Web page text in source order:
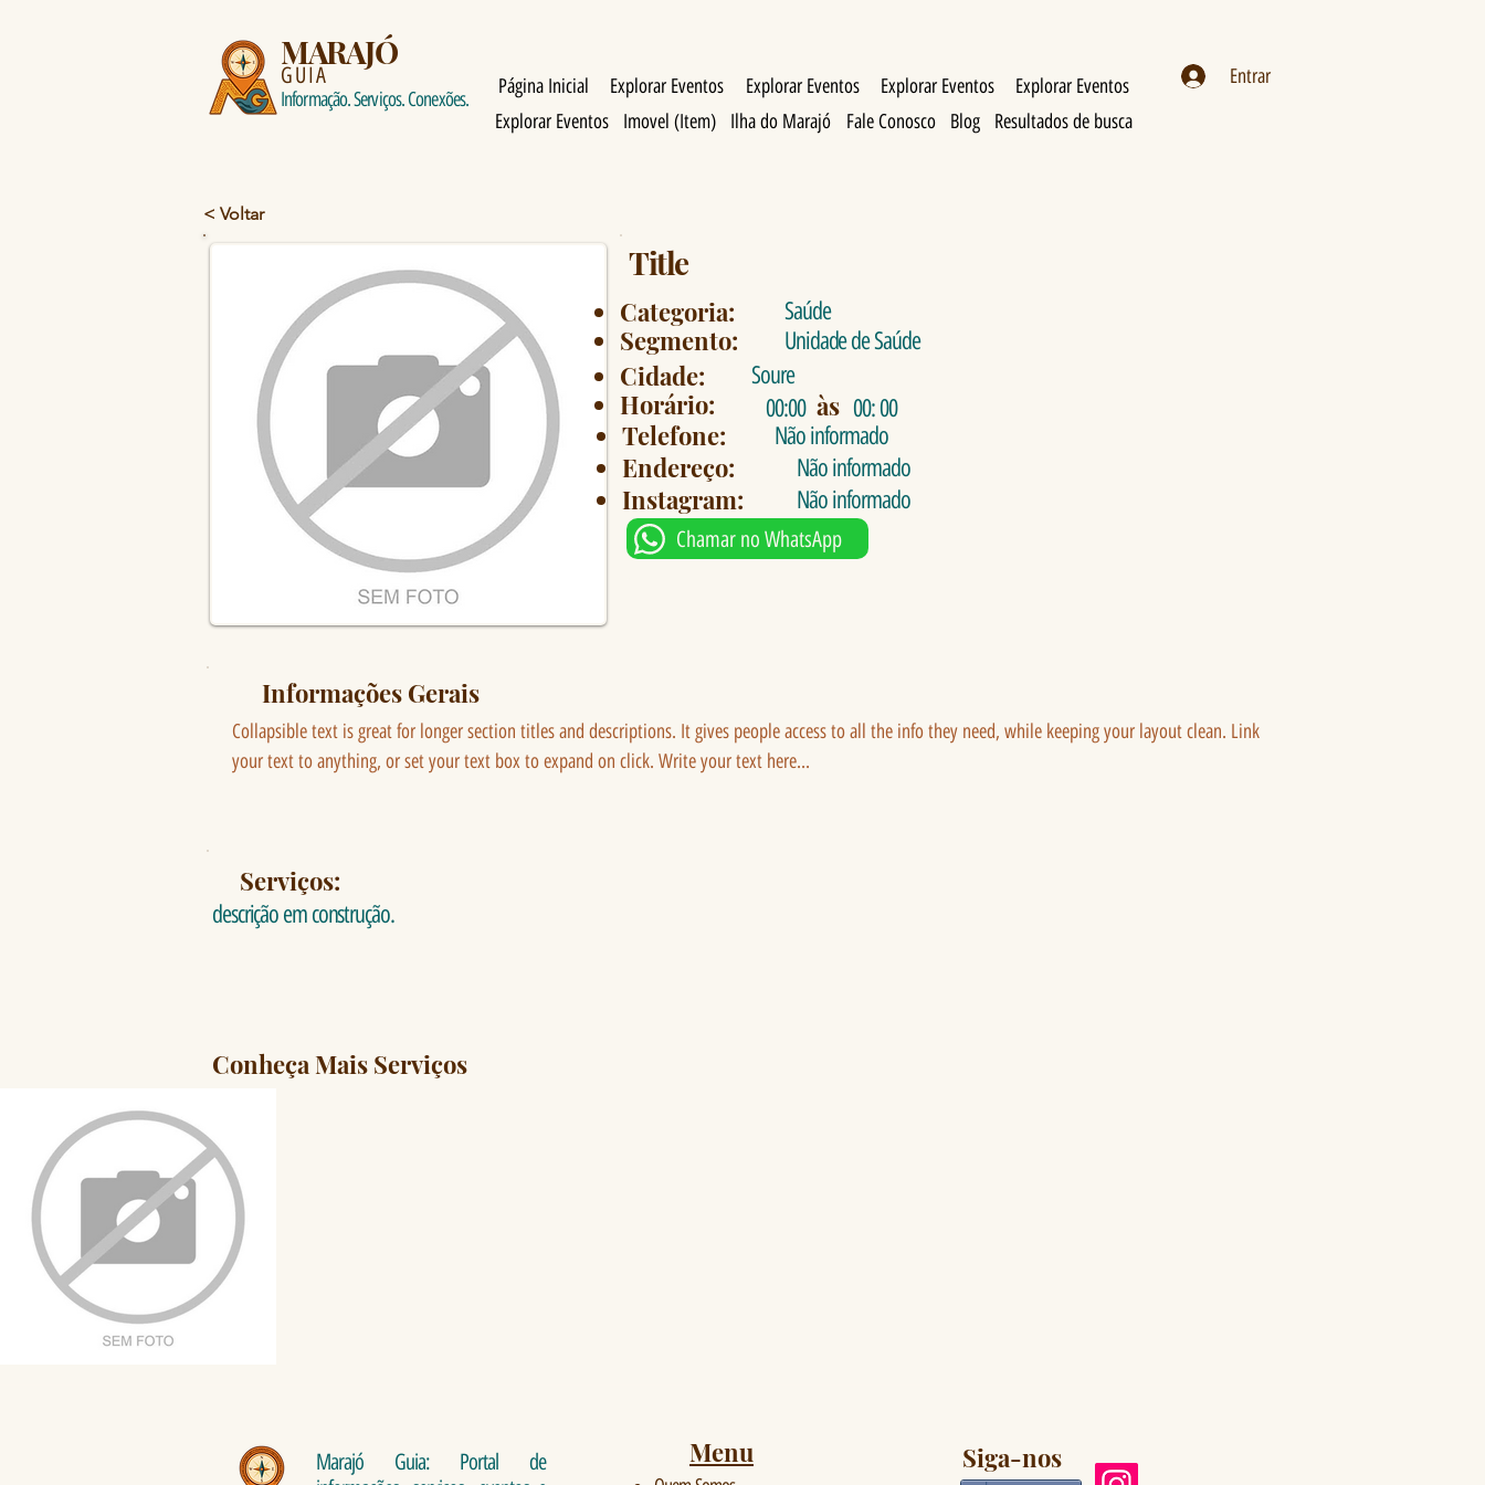
MARAJÓ
GUIA Entrar
Página Inicial Explorar Eventos Explorar Eventos Explorar Eventos
Explorar Eventos
Explorar Eventos
Imovel (Item) Ilha do Marajó Fale Conosco Blog Resultados de busca
Informação. Serviços. Conexões.
< Voltar
Title
Segmento: Unidade de Saúde
Categoria: Saúde
Soure
Cidade:
00:00
Horário: às 00: 00
Telefone: Não informado
Não informado
Instagram:
Não informado
Endereço:
Chamar no WhatsApp
Informações Gerais
Collapsible text is great for longer section titles and descriptions. It gives people access to all the info they need, while keeping your layout clean. Link
your text to anything, or set your text box to expand on click. Write your text here...
Serviços:
descrição em construção.
Conheça Mais Serviços
Marajó Guia: Portal de
Menu Siga-nos